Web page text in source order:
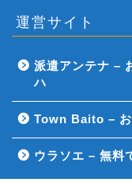
運営サイト
派遣アンテナ –
ハ
Town Baito – お
ウラソエ – 無料